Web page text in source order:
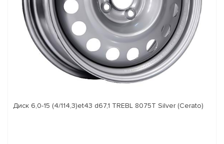
Диск 6,0-15 (4/114,3)et43 d67,1 TREBL 8075T Silver (Cerato)